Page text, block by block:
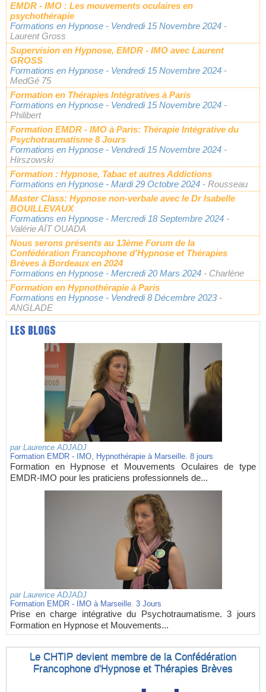
EMDR - IMO : Les mouvements oculaires en
psychothérapie
Formations en Hypnose - Vendredi 15 Novembre 2024 -
Laurent Gross
Supervision en Hypnose, EMDR - IMO avec Laurent
GROSS
Formations en Hypnose - Vendredi 15 Novembre 2024 -
MedGé 75
Formation en Thérapies Intégratives à Paris
Formations en Hypnose - Vendredi 15 Novembre 2024 -
Philibert
Formation EMDR - IMO à Paris: Thérapie Intégrative du
Psychotraumatisme 8 Jours
Formations en Hypnose - Vendredi 15 Novembre 2024 -
Hirszowski
Formation : Hypnose, Tabac et autres Addictions
Formations en Hypnose - Mardi 29 Octobre 2024 - Rousseau
Master Class: Hypnose non-verbale avec le Dr Isabelle
BOUILLEVAUX
Formations en Hypnose - Mercredi 18 Septembre 2024 -
Valérie AÏT OUADA
Nous serons présents au 13ème Forum de la
Confédération Francophone d'Hypnose et Thérapies
Brèves à Bordeaux en 2024
Formations en Hypnose - Mercredi 20 Mars 2024 - Charlène
Formation en Hypnothérapie à Paris
Formations en Hypnose - Vendredi 8 Décembre 2023 -
ANGLADE
LES BLOGS
par Laurence ADJADJ
Formation EMDR - IMO, Hypnothérapie à Marseille. 8 jours
Formation en Hypnose et Mouvements Oculaires de type
EMDR-IMO pour les praticiens professionnels de...
par Laurence ADJADJ
Formation EMDR - IMO à Marseille. 3 Jours
Prise en charge intégrative du Psychotraumatisme. 3 jours
Formation en Hypnose et Mouvements...
Le CHTIP devient membre de la Confédération
Francophone d'Hypnose et Thérapies Brèves